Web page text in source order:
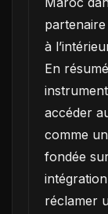
à
En
accéder
comme
fondée
réclamer